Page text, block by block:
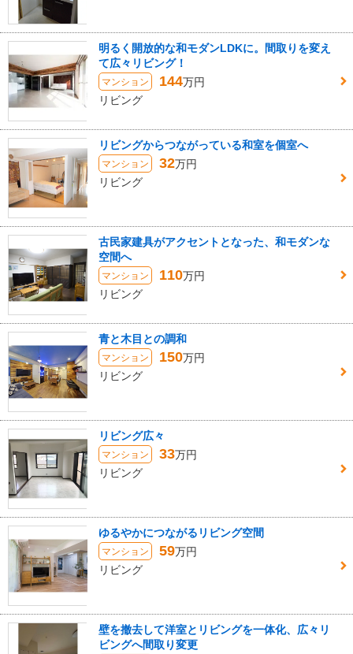
明るく開放的な和モダンLDKに。間取りを変え
て広々リビング！
マンション 144万円
リビング
リビングからつながっている和室を個室へ
マンション 32万円
リビング
古民家建具がアクセントとなった、和モダンな
空間へ
マンション 110万円
リビング
青と木目との調和
マンション 150万円
リビング
リビング広々
マンション 33万円
リビング
ゆるやかにつながるリビング空間
マンション 59万円
リビング
壁を撤去して洋室とリビングを一体化、広々リ
ビングへ間取り変更